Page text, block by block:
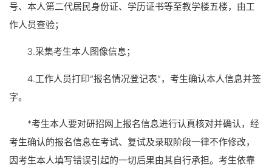
号、本人第二代居民身份证、学历证书等至教学楼五楼，由工
作人员查验；
3.采集考生本人图像信息；
4.工作人员打印“报名情况登记表”，考生确认本人信息并签
字。
*考生本人要对研招网上报名信息进行认真核对并确认，经
考生确认的报名信息在考试、复试及录取阶段一律不作修改，
因考生本人填写错误引起的一切后果由其自行承担。考生依靠